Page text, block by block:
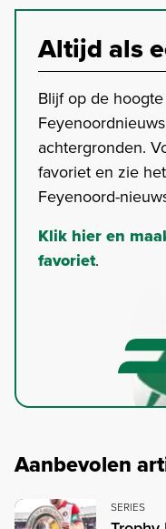
Altijd als
Blijf op de
achtergronden.
favoriet en zie
Feyenoord-
Klik hier en
favoriet.
Aanbevolen
SERIES